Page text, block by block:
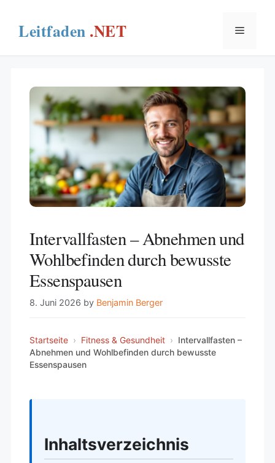
content
Menu
Intervallfasten – Abnehmen und
Wohlbefinden durch bewusste
Essenspausen
8. Juni 2026 by Benjamin Berger
Startseite › Fitness & Gesundheit › Intervallfasten –
Abnehmen und Wohlbefinden durch bewusste
Essenspausen
Inhaltsverzeichnis